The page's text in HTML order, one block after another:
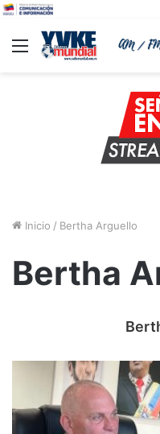
Menu
Inicio / Bertha Arguello
Bertha